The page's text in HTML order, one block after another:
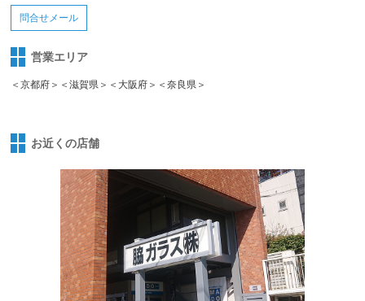
問合せメール
営業エリア
＜京都府＞＜滋賀県＞＜大阪府＞＜奈良県＞
お近くの店舗